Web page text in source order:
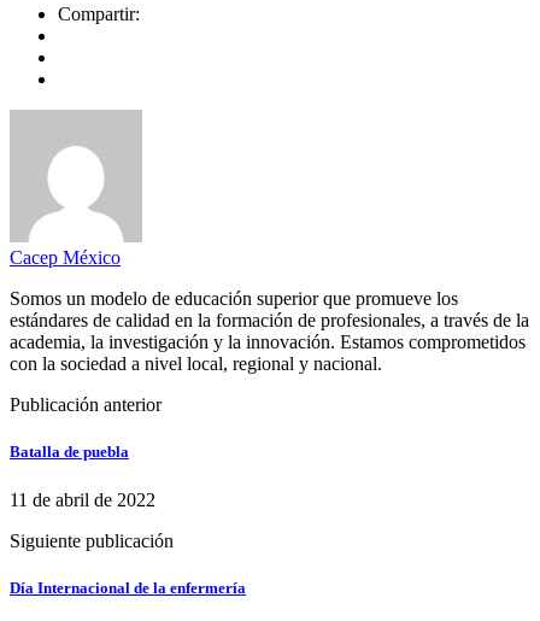
Compartir:
Cacep México
Somos un modelo de educación superior que promueve los
estándares de calidad en la formación de profesionales, a través de la
academia, la investigación y la innovación. Estamos comprometidos
con la sociedad a nivel local, regional y nacional.
Publicación anterior
Batalla de puebla
11 de abril de 2022
Siguiente publicación
Día Internacional de la enfermería